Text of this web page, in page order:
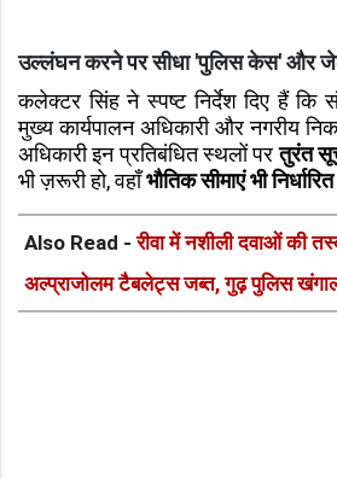
उल्लंघन करने पर सीधा 'पुलिस केस' और
कलेक्टर सिंह ने स्पष्ट निर्देश दिए हैं
मुख्य कार्यपालन अधिकारी और नगरीय
अधिकारी इन प्रतिबंधित स्थलों परतुरंत
भी ज़रूरी हो, वहाँभौतिक सीमाएं भी
Also Read -रीवा में नशीली दवाओं की
अल्प्राजोलम टैबलेट्स जब्त, गुढ़ पुलिस